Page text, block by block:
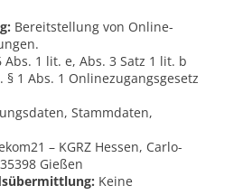
Bereitstellung von Online-
Abs. 1 lit. e, Abs. 3 Satz 1 lit. b
§ 1 Abs. 1 Onlinezugangsgesetz
Stammdaten,
– KGRZ Hessen, Carlo-
Gießen
Keine